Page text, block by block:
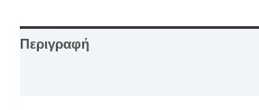
Περιγραφή